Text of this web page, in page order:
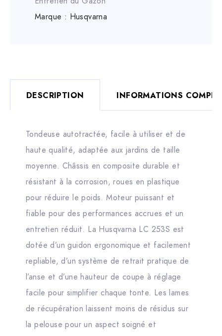
Marque : Husqvarna
DESCRIPTION INFORMATIONS
Tondeuse autotractée, facile à utiliser et de
haute qualité, adaptée aux jardins de taille
moyenne. Châssis en composite durable et
résistant à la corrosion, roues en plastique
pour réduire le poids. Moteur puissant et
fiable pour des performances accrues et un
entretien réduit. La Husqvarna LC 253S est
dotée d’un guidon ergonomique et facilement
repliable, d’un système de retrait pratique de
l’anse et d’une hauteur de coupe à réglage
facile pour simplifier chaque tonte. Les lames
de récupération laissent moins de résidus sur
la pelouse pour un aspect soigné et